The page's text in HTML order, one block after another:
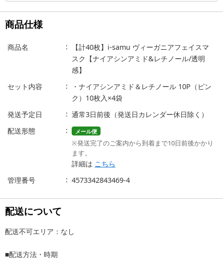
商品仕様
商品名
【計40枚】i-samu ヴィーガニアフェイスマ
スク【ナイアシンアミド&レチノール/透明
感】
セット内容
・ナイアシンアミド＆レチノール 10P（ピン
ク）10枚入×4袋
発送予定日
通常3日前後（発送日カレンダー休日除く）
配送形態
メール便
※発送完了のご案内から到着まで10日前後かかり
ます。
詳細は こちら
管理番号
4573342843469-4
配送について
配送不可エリア：なし
■配送方法・時期